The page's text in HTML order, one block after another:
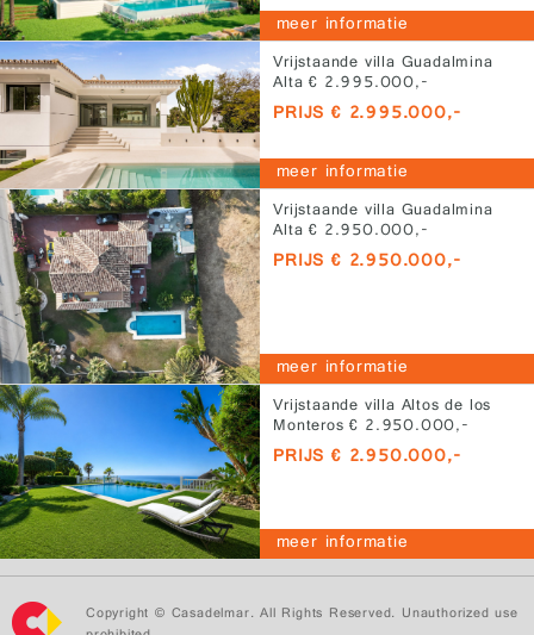
meer informatie
Vrijstaande villa Guadalmina
Alta € 2.995.000,-
PRIJS € 2.995.000,-
meer informatie
Vrijstaande villa Guadalmina
Alta € 2.950.000,-
PRIJS € 2.950.000,-
meer informatie
Vrijstaande villa Altos de los
Monteros € 2.950.000,-
PRIJS € 2.950.000,-
meer informatie
Copyright © Casadelmar. All Rights Reserved. Unauthorized use